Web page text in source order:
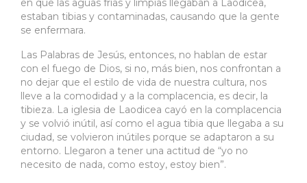
estaban tibias y contaminadas, causando que la gente
se enfermara.
Las Palabras de Jesús, entonces, no hablan de estar
con el fuego de Dios, si no, más bien, nos confrontan a
no dejar que el estilo de vida de nuestra cultura, nos
lleve a la comodidad y a la complacencia, es decir, la
tibieza. La iglesia de Laodicea cayó en la complacencia
y se volvió inútil, así como el agua tibia que llegaba a su
ciudad, se volvieron inútiles porque se adaptaron a su
entorno. Llegaron a tener una actitud de “yo no
necesito de nada, como estoy, estoy bien”.